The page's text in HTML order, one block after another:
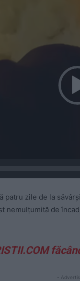
patru zile de la
nemulțumită de
-